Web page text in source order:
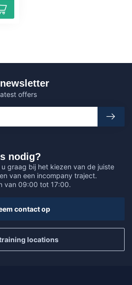
nodig?
graag bij het kiezen van de juiste
van een incompany traject.
van 09:00 tot 17:00.
contact op
locations
offers